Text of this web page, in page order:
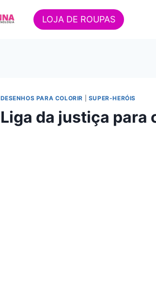
LOJA DE ROUPAS
DESENHOS PARA COLORIR SUPER-HERÓIS
Liga da justiça para